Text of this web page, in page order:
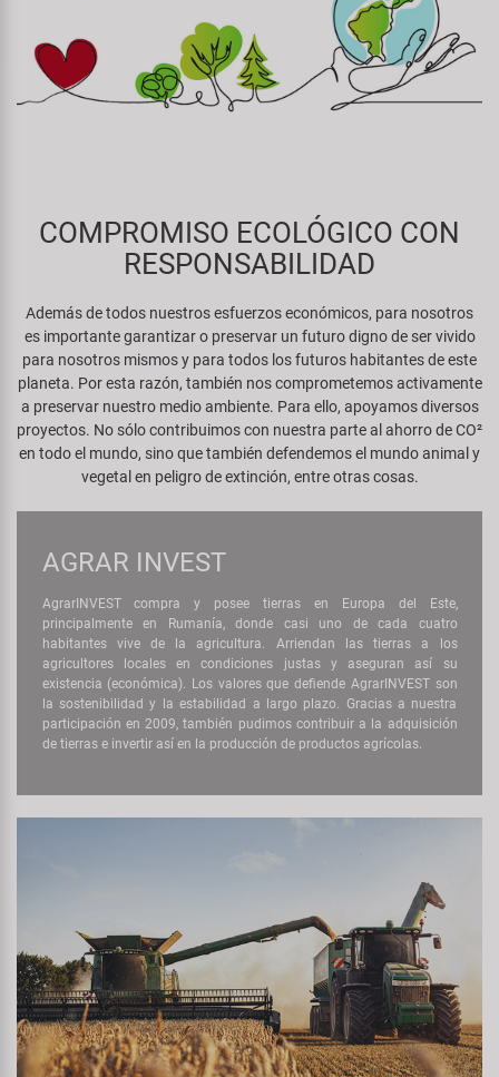
Guardabarros y Protección del
Cuadro
Rodillos de Entrenamiento
Ropa y Cascos
Timbres
Grips
Neumáticos de Bicicleta
Pedales
Ruedas
Sillines
Tijas de Sillín
Productos Cuidado / Reparación
equipamiento-tienda
KUJO
Litemove
Moon
Samox
Smart
SRAM/RockShox
Super B
Trail-Gator
Velo
Todas las marcas
COMPROMISO ECOLÓGICO CON
RESPONSABILIDAD
Además de todos nuestros esfuerzos económicos, para nosotros
es importante garantizar o preservar un futuro digno de ser vivido
para nosotros mismos y para todos los futuros habitantes de este
planeta. Por esta razón, también nos comprometemos activamente
a preservar nuestro medio ambiente. Para ello, apoyamos diversos
proyectos. No sólo contribuimos con nuestra parte al ahorro de CO²
en todo el mundo, sino que también defendemos el mundo animal y
vegetal en peligro de extinción, entre otras cosas.
AGRAR INVEST
AgrarINVEST compra y posee tierras en Europa del Este,
principalmente en Rumanía, donde casi uno de cada cuatro
habitantes vive de la agricultura. Arriendan las tierras a los
agricultores locales en condiciones justas y aseguran así su
existencia (económica). Los valores que defiende AgrarINVEST son
la sostenibilidad y la estabilidad a largo plazo. Gracias a nuestra
participación en 2009, también pudimos contribuir a la adquisición
de tierras e invertir así en la producción de productos agrícolas.